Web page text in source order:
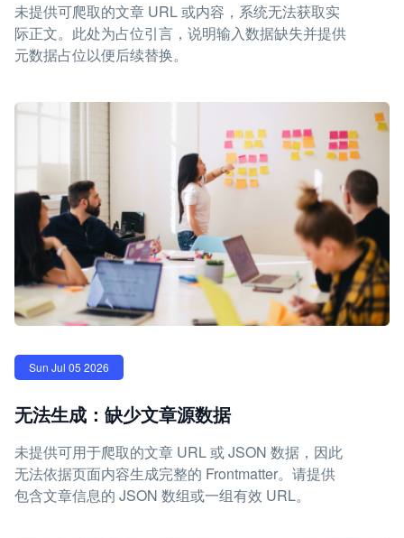
未提供可爬取的文章 URL 或内容，系统无法获取实
际正文。此处为占位引言，说明输入数据缺失并提供
元数据占位以便后续替换。
Sun Jul 05 2026
无法生成：缺少文章源数据
未提供可用于爬取的文章 URL 或 JSON 数据，因此
无法依据页面内容生成完整的 Frontmatter。请提供
包含文章信息的 JSON 数组或一组有效 URL。